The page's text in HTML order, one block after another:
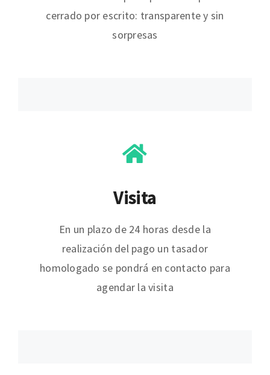
cerrado por escrito: transparente y sin
sorpresas
Visita
En un plazo de 24 horas desde la
realización del pago un tasador
homologado se pondrá en contacto para
agendar la visita